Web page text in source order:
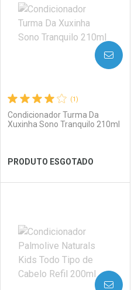
Ver Desconto Convênio
(1)
Condicionador Turma Da
Xuxinha Sono Tranquilo 210ml
PRODUTO ESGOTADO
AVISE-ME
Laboratório
Por Menos
AVISE-ME